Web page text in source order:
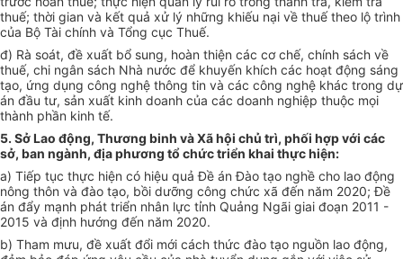
thuế; thời gian và kết quả xử lý những khiếu nại về thuế theo lộ trình
của Bộ Tài chính và Tổng cục Thuế.
đ) Rà soát, đề xuất bổ sung, hoàn thiện các cơ chế, chính sách về
thuế, chi ngân sách Nhà nước để khuyến khích các hoạt động sáng
tạo, ứng dụng công nghệ thông tin và các công nghệ khác trong dự
án đầu tư, sản xuất kinh doanh của các doanh nghiệp thuộc mọi
thành phần kinh tế.
5. Sở Lao động, Thương binh và Xã hội chủ trì, phối hợp với các
sở, ban ngành, địa phương tổ chức triển khai thực hiện:
a) Tiếp tục thực hiện có hiệu quả Đề án Đào tạo nghề cho lao động
nông thôn và đào tạo, bồi dưỡng công chức xã đến năm 2020; Đề
án đẩy mạnh phát triển nhân lực tỉnh Quảng Ngãi giai đoạn 2011 -
2015 và định hướng đến năm 2020.
b) Tham mưu, đề xuất đổi mới cách thức đào tạo nguồn lao động,